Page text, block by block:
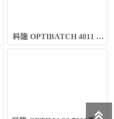
科隆 OPTIBATCH 4011 C
